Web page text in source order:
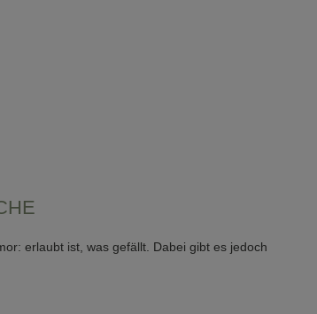
erlaubt ist, was gefällt. Dabei gibt es jedoch